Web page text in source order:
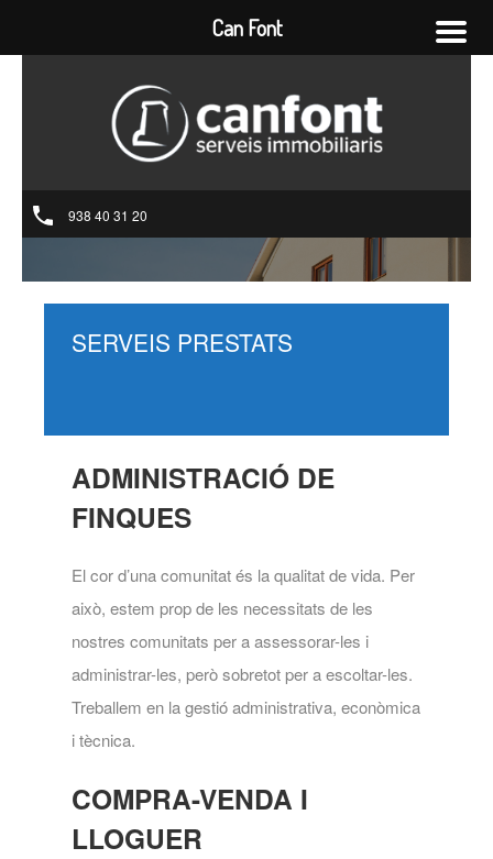
938 40 31 20
SERVEIS PRESTATS
ADMINISTRACIÓ DE
FINQUES
El cor d’una comunitat és la qualitat de vida. Per
això, estem prop de les necessitats de les
nostres comunitats per a assessorar-les i
administrar-les, però sobretot per a escoltar-les.
Treballem en la gestió administrativa, econòmica
i tècnica.
COMPRA-VENDA I
LLOGUER
Can Font